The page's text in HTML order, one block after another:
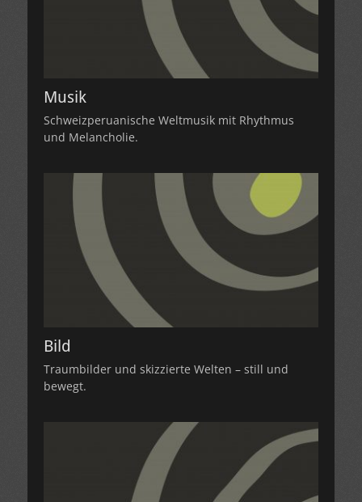
Musik
Schweizperuanische Weltmusik mit Rhythmus
und Melancholie.
Bild
Traumbilder und skizzierte Welten – still und
bewegt.